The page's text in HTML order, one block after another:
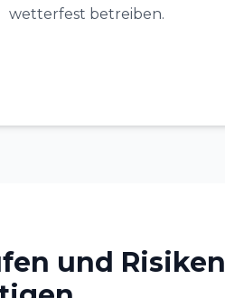
wetterfest betreiben.
und Risiken